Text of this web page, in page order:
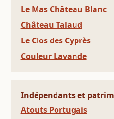
Le Mas Château Blanc
Château Talaud
Le Clos des Cyprès
Couleur Lavande
Indépendants et
Atouts Portugais